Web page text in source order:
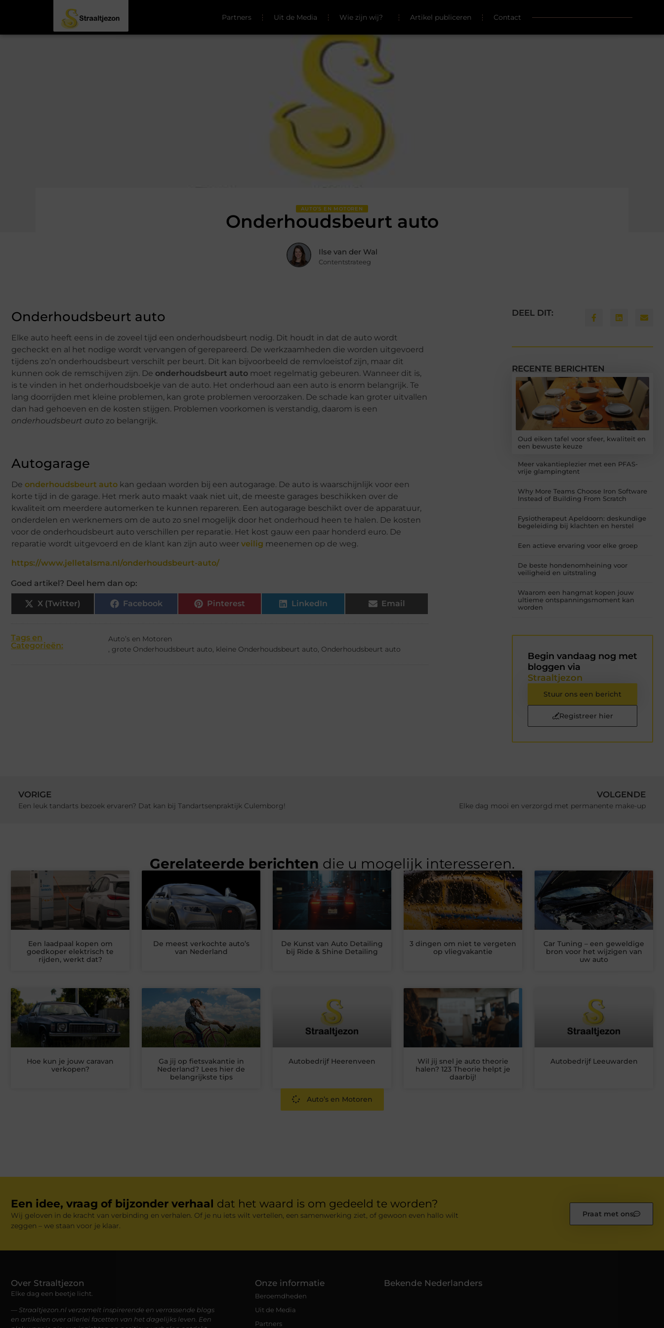
Partners Uit de Media Wie zijn wij? Artikel publiceren Contact
AUTO’S EN MOTOREN
Onderhoudsbeurt auto
Ilse van der Wal
Contentstrateeg
Onderhoudsbeurt auto
Elke auto heeft eens in de zoveel tijd een onderhoudsbeurt nodig. Dit houdt in dat de auto wordt
gecheckt en al het nodige wordt vervangen of gerepareerd. De werkzaamheden die worden uitgevoerd
tijdens zo’n onderhoudsbeurt verschilt per beurt. Dit kan bijvoorbeeld de remvloeistof zijn, maar dit
kunnen ook de remschijven zijn. De onderhoudsbeurt auto moet regelmatig gebeuren. Wanneer dit is,
is te vinden in het onderhoudsboekje van de auto. Het onderhoud aan een auto is enorm belangrijk. Te
lang doorrijden met kleine problemen, kan grote problemen veroorzaken. De schade kan groter uitvallen
dan had gehoeven en de kosten stijgen. Problemen voorkomen is verstandig, daarom is een
onderhoudsbeurt auto zo belangrijk.
Autogarage
De onderhoudsbeurt auto kan gedaan worden bij een autogarage. De auto is waarschijnlijk voor een
korte tijd in de garage. Het merk auto maakt vaak niet uit, de meeste garages beschikken over de
kwaliteit om meerdere automerken te kunnen repareren. Een autogarage beschikt over de apparatuur,
onderdelen en werknemers om de auto zo snel mogelijk door het onderhoud heen te halen. De kosten
voor de onderhoudsbeurt auto verschillen per reparatie. Het kost gauw een paar honderd euro. De
reparatie wordt uitgevoerd en de klant kan zijn auto weer veilig meenemen op de weg.
https://www.jelletalsma.nl/onderhoudsbeurt-auto/
Goed artikel? Deel hem dan op:
X (Twitter) Facebook Pinterest LinkedIn Email
Tags en
Categorieën:
Auto’s en Motoren
, grote Onderhoudsbeurt auto, kleine Onderhoudsbeurt auto, Onderhoudsbeurt auto
DEEL DIT:
RECENTE BERICHTEN
Oud eiken tafel voor sfeer, kwaliteit en
een bewuste keuze
Meer vakantieplezier met een PFAS-
vrije glampingtent
Why More Teams Choose Iron Software
Instead of Building From Scratch
Fysiotherapeut Apeldoorn: deskundige
begeleiding bij klachten en herstel
Een actieve ervaring voor elke groep
De beste hondenomheining voor
veiligheid en uitstraling
Waarom een hangmat kopen jouw
ultieme ontspanningsmoment kan
worden
Begin vandaag nog met
bloggen via
Straaltjezon
Stuur ons een bericht
Registreer hier
VORIGE
Een leuk tandarts bezoek ervaren? Dat kan bij Tandartsenpraktijk Culemborg!
VOLGENDE
Elke dag mooi en verzorgd met permanente make-up
Gerelateerde berichten die u mogelijk interesseren.
Een laadpaal kopen om
goedkoper elektrisch te
rijden, werkt dat?
De meest verkochte auto’s
van Nederland
De Kunst van Auto Detailing
bij Ride & Shine Detailing
3 dingen om niet te vergeten
op vliegvakantie
Car Tuning – een geweldige
bron voor het wijzigen van
uw auto
Hoe kun je jouw caravan
verkopen?
Ga jij op fietsvakantie in
Nederland? Lees hier de
belangrijkste tips
Autobedrijf Heerenveen
Wil jij snel je auto theorie
halen? 123 Theorie helpt je
daarbij!
Autobedrijf Leeuwarden
Auto’s en Motoren
Een idee, vraag of bijzonder verhaal dat het waard is om gedeeld te worden?
Wij geloven in de kracht van verbinding en verhalen. Of je nu iets wilt vertellen, een samenwerking ziet, of gewoon even hallo wilt
zeggen – we staan voor je klaar.
Praat met ons
Over Straaltjezon
Elke dag een beetje licht.
— Straaltjezon.nl verzamelt inspirerende en verrassende blogs
en artikelen over allerlei facetten van het dagelijks leven. Een
Onze informatie
Beroemdheden
Uit de Media
Partners
Bekende Nederlanders